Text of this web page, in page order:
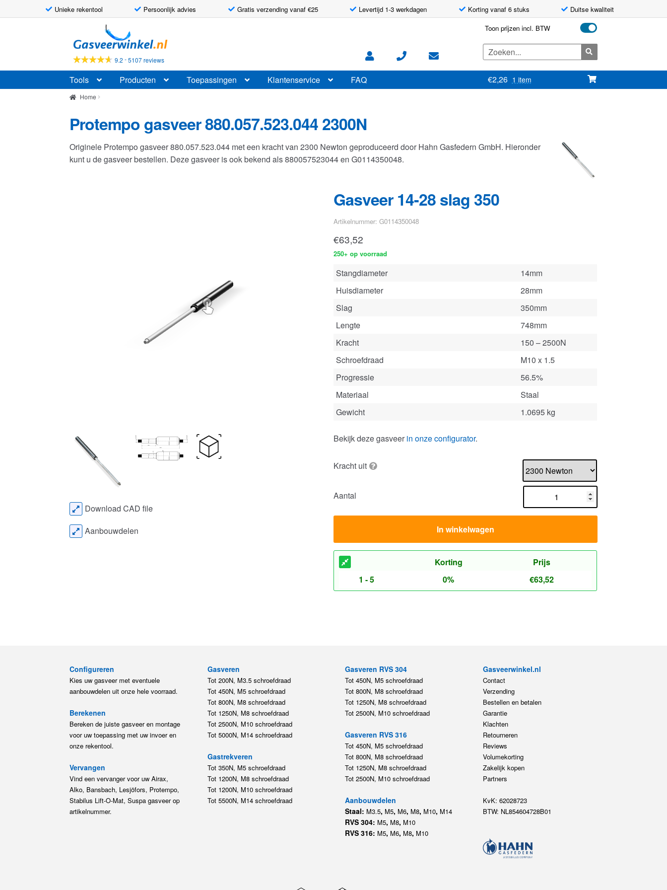
Unieke rekentool Persoonlijk advies Gratis verzending vanaf €25 Levertijd 1-3 werkdagen Korting vanaf 6 stuks Duitse kwaliteit
door
naar
navigatie
naar
de
inhoud
9.2 -5107 reviews
Toon prijzen incl. BTW
Zoeken
naar:
Tools Producten Toepassingen Klantenservice FAQ €2,26 1 item
Home
Protempo gasveer 880.057.523.044 2300N
Originele Protempo gasveer 880.057.523.044 met een kracht van 2300 Newton geproduceerd door Hahn Gasfedern GmbH. Hieronder
kunt u de gasveer bestellen. Deze gasveer is ook bekend als 880057523044 en G0114350048.
Gasveer 14-28 slag 350
Artikelnummer: G0114350048
€63,52
250+ op voorraad
Stangdiameter
14mm
Huisdiameter
28mm
Slag
350mm
Lengte
748mm
Kracht
150 – 2500N
Schroefdraad
M10 x 1.5
Progressie
56.5%
Materiaal
Staal
Gewicht
1.0695 kg
Bekijk deze gasveer in onze configurator.
Kracht uit
Aantal
In winkelwagen
Korting
Prijs
1 - 5
0% €63,52
Download CAD file
Aanbouwdelen
Configureren
Kies uw gasveer met eventuele
aanbouwdelen uit onze hele voorraad.
Berekenen
Bereken de juiste gasveer en montage
voor uw toepassing met uw invoer en
onze rekentool.
Vervangen
Vind een vervanger voor uw Airax,
Alko, Bansbach, Lesjöfors, Protempo,
Stabilus Lift-O-Mat, Suspa gasveer op
artikelnummer.
Gasveren
Tot 200N, M3.5 schroefdraad
Tot 450N, M5 schroefdraad
Tot 800N, M8 schroefdraad
Tot 1250N, M8 schroefdraad
Tot 2500N, M10 schroefdraad
Tot 5000N, M14 schroefdraad
Gastrekveren
Tot 350N, M5 schroefdraad
Tot 1200N, M8 schroefdraad
Tot 1200N, M10 schroefdraad
Tot 5500N, M14 schroefdraad
Gasveren RVS 304
Tot 450N, M5 schroefdraad
Tot 800N, M8 schroefdraad
Tot 1250N, M8 schroefdraad
Tot 2500N, M10 schroefdraad
Gasveren RVS 316
Tot 450N, M5 schroefdraad
Tot 800N, M8 schroefdraad
Tot 1250N, M8 schroefdraad
Tot 2500N, M10 schroefdraad
Aanbouwdelen
Staal: M3.5, M5, M6, M8, M10, M14
RVS 304: M5, M8, M10
RVS 316: M5, M6, M8, M10
Gasveerwinkel.nl
Contact
Verzending
Bestellen en betalen
Garantie
Klachten
Retourneren
Reviews
Volumekorting
Zakelijk kopen
Partners
KvK: 62028723
BTW: NL854604728B01